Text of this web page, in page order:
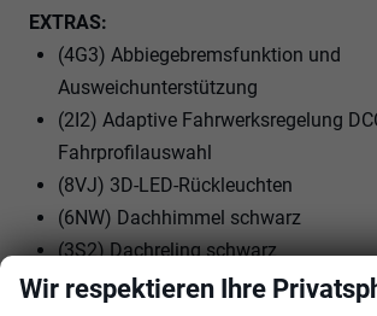
EXTRAS:
(4G3) Abbiegebremsfunktion und
Ausweichunterstützung
(2I2) Adaptive Fahrwerksregelung
Fahrprofilauswahl
(8VJ) 3D-LED-Rückleuchten
(6NW) Dachhimmel schwarz
(3S2) Dachreling schwarz
(5TT) Dekor-Set ""R-Line"",
Wir respektieren Ihre